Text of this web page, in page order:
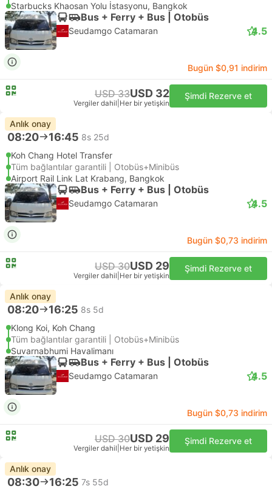
Starbucks Khaosan Yolu İstasyonu, Bangkok
Bus + Ferry + Bus | Otobüs
Seudamgo Catamaran 4.5
Bugün $0,91 indirim
USD 33USD 32
Vergiler dahil Her bir yetişkin
Şimdi Rezerve et
Anlık onay
08:20 16:45 8s 25d
Koh Chang Hotel Transfer
Tüm bağlantılar garantili | Otobüs+Minibüs
Airport Rail Link Lat Krabang, Bangkok
Bus + Ferry + Bus | Otobüs
Seudamgo Catamaran 4.5
Bugün $0,73 indirim
USD 30USD 29
Vergiler dahil Her bir yetişkin
Şimdi Rezerve et
Anlık onay
08:20 16:25 8s 5d
Klong Koi, Koh Chang
Tüm bağlantılar garantili | Otobüs+Minibüs
Suvarnabhumi Havalimanı
Bus + Ferry + Bus | Otobüs
Seudamgo Catamaran 4.5
Bugün $0,73 indirim
USD 30USD 29
Vergiler dahil Her bir yetişkin
Şimdi Rezerve et
Anlık onay
08:30 16:25 7s 55d